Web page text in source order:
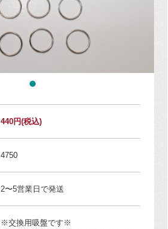
440円(税込)
4750
2〜5営業日で発送
※交換用吸盤です※